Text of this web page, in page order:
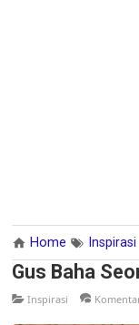
Home Inspirasi
Gus Baha
Inspirasi